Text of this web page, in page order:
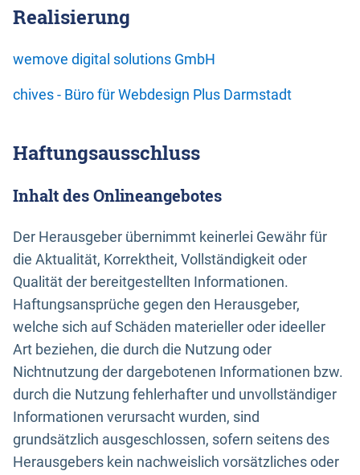
Realisierung
wemove digital solutions GmbH
chives - Büro für Webdesign Plus Darmstadt
Haftungsausschluss
Inhalt des Onlineangebotes
Der Herausgeber übernimmt keinerlei Gewähr für
die Aktualität, Korrektheit, Vollständigkeit oder
Qualität der bereitgestellten Informationen.
Haftungsansprüche gegen den Herausgeber,
welche sich auf Schäden materieller oder ideeller
Art beziehen, die durch die Nutzung oder
Nichtnutzung der dargebotenen Informationen bzw.
durch die Nutzung fehlerhafter und unvollständiger
Informationen verursacht wurden, sind
grundsätzlich ausgeschlossen, sofern seitens des
Herausgebers kein nachweislich vorsätzliches oder